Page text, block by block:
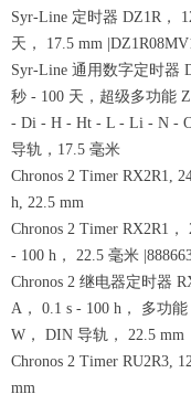
Syr-Line 定时器 DZ1R，
天， 17.5 mm
Syr-Line 通用数字定时器
秒 - 100 天，超级多功能
- Di - H - Ht - L - Li - N -
导轨，17.5 毫米
Chronos 2 Timer RX2R1,
h, 22.5 mm
Chronos 2 Timer RX2R1
- 100 h， 22.5 毫米
Chronos 2 继电器定时器
A， 0.1 s - 100 h， 多功
W， DIN 导轨， 22.5 mm
Chronos 2 Timer RU2R3,
mm